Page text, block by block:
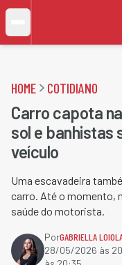
HOME COTIDIANO
Carro capota
sol e banhistas
veículo
Uma escavadeira
carro. Até o momento,
saúde do motorista.
PorGABRIELLA
28/05/2026 às